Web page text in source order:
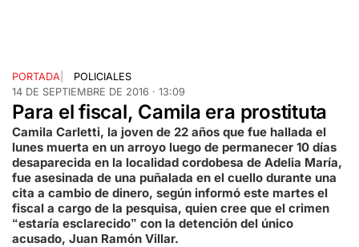
PORTADA
POLICIALES
14 DE SEPTIEMBRE DE 2016 · 13:09
Para el fiscal, Camila era prostituta
Camila Carletti, la joven de 22 años que fue hallada el
lunes muerta en un arroyo luego de permanecer 10 días
desaparecida en la localidad cordobesa de Adelia María,
fue asesinada de una puñalada en el cuello durante una
cita a cambio de dinero, según informó este martes el
fiscal a cargo de la pesquisa, quien cree que el crimen
“estaría esclarecido” con la detención del único
acusado, Juan Ramón Villar.